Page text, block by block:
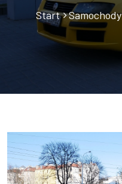
Start Samochody